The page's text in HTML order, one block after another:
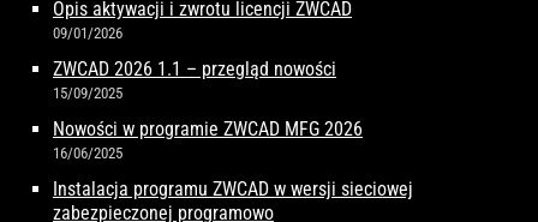
Opis aktywacji i zwrotu licencji ZWCAD
09/01/2026
ZWCAD 2026 1.1 – przegląd nowości
15/09/2025
Nowości w programie ZWCAD MFG 2026
16/06/2025
Instalacja programu ZWCAD w wersji sieciowej
zabezpieczonej programowo